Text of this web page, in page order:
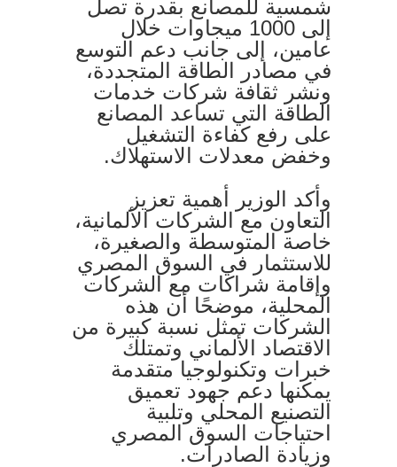
شمسية للمصانع بقدرة تصل
إلى 1000 ميجاوات خلال
عامين، إلى جانب دعم التوسع
في مصادر الطاقة المتجددة،
ونشر ثقافة شركات خدمات
الطاقة التي تساعد المصانع
على رفع كفاءة التشغيل
وخفض معدلات الاستهلاك.
وأكد الوزير أهمية تعزيز
التعاون مع الشركات الألمانية،
خاصة المتوسطة والصغيرة،
للاستثمار في السوق المصري
وإقامة شراكات مع الشركات
المحلية، موضحًا أن هذه
الشركات تمثل نسبة كبيرة من
الاقتصاد الألماني وتمتلك
خبرات وتكنولوجيا متقدمة
يمكنها دعم جهود تعميق
التصنيع المحلي وتلبية
احتياجات السوق المصري
وزيادة الصادرات.